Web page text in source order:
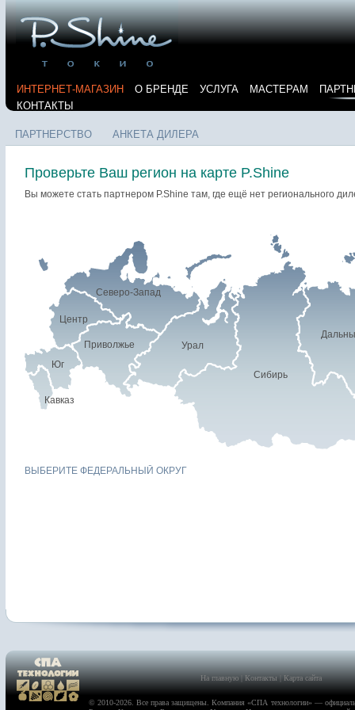
ИНТЕРНЕТ-МАГАЗИН О БРЕНДЕ УСЛУГА МАСТЕРАМ
КОНТАКТЫ
ПАРТНЕРСТВО АНКЕТА ДИЛЕРА
Проверьте Ваш регион на карте P.Shine
Вы можете стать партнером P.Shine там, где ещё нет регионального
Кавказ
Юг
Центр
Приволжье
Северо-Запад
Урал
Сибирь
ВЫБЕРИТЕ ФЕДЕРАЛЬНЫЙ ОКРУГ
На главную |Контакты |Карта сайта
© 2010-2026. Все права защищены. Компания «СПА технологии» —